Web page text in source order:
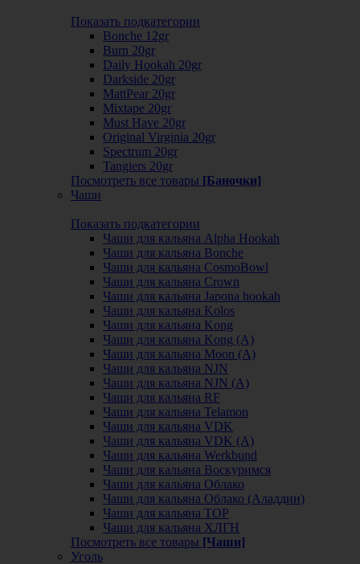
Показать подкатегории
Bonche 12gr
Burn 20gr
Daily Hookah 20gr
Darkside 20gr
MattPear 20gr
Mixtape 20gr
Must Have 20gr
Original Virginia 20gr
Spectrum 20gr
Tangiers 20gr
Посмотреть все товары [Баночки]
Чаши
Показать подкатегории
Чаши для кальяна Alpha Hookah
Чаши для кальяна Bonche
Чаши для кальяна CosmoBowl
Чаши для кальяна Crown
Чаши для кальяна Japona hookah
Чаши для кальяна Kolos
Чаши для кальяна Kong
Чаши для кальяна Kong (A)
Чаши для кальяна Moon (А)
Чаши для кальяна NJN
Чаши для кальяна NJN (А)
Чаши для кальяна RF
Чаши для кальяна Telamon
Чаши для кальяна VDK
Чаши для кальяна VDK (А)
Чаши для кальяна Werkbund
Чаши для кальяна Воскуримся
Чаши для кальяна Облако
Чаши для кальяна Облако (Аладдин)
Чаши для кальяна ТОР
Чаши для кальяна ХЛГН
Посмотреть все товары [Чаши]
Уголь